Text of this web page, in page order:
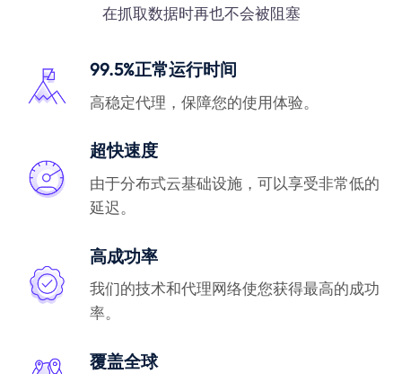
在抓取数据时再也不会被阻塞
99.5%正常运行时间
高稳定代理，保障您的使用体验。
超快速度
由于分布式云基础设施，可以享受非常低的
延迟。
高成功率
我们的技术和代理网络使您获得最高的成功
率。
覆盖全球